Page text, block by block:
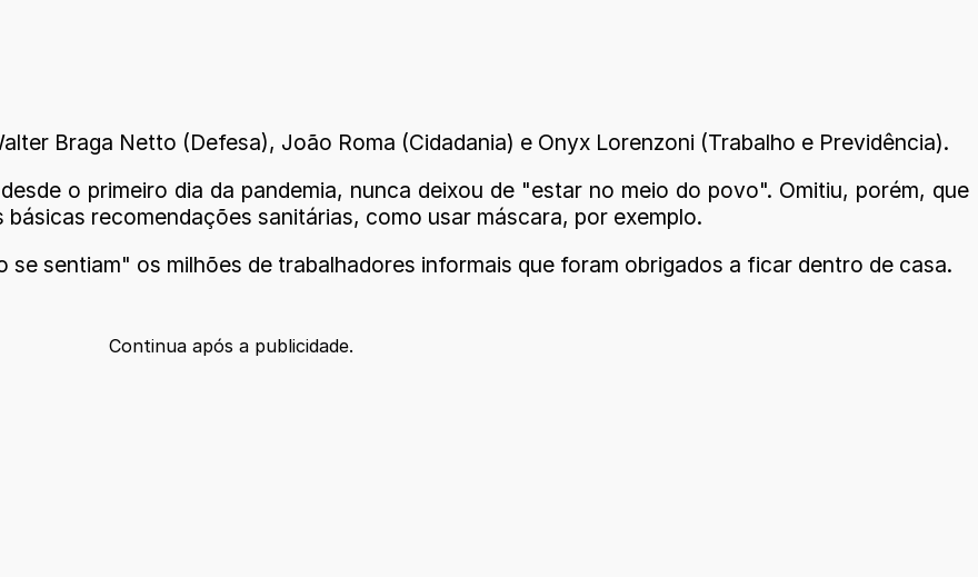
Braga Netto (Defesa), João Roma (Cidadania) e Onyx Lorenzoni (Trabalho e Previdência).
o primeiro dia da pandemia, nunca deixou de "estar no meio do povo". Omitiu, porém, que
recomendações sanitárias, como usar máscara, por exemplo.
sentiam" os milhões de trabalhadores informais que foram obrigados a ficar dentro de casa.
Continua após a publicidade.